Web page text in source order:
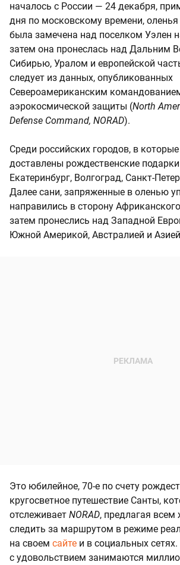
началось с России — 24 декабря,
дня по московскому времени,
была замечена над поселком Уэлен
затем она пронеслась над Дальним
Сибирью, Уралом и европейской
следует из данных, опубликованных
Североамериканским
аэрокосмической защиты (North
Defense Command, NORAD).
Среди российских городов, в
доставлены рождественские
Екатеринбург, Волгоград, Санкт-
Далее сани, запряженные в оленью
направились в сторону
затем пронеслись над Западной
Южной Америкой, Австралией и
Это юбилейное, 70-е по счету
кругосветное путешествие Санты,
отслеживает NORAD, предлагая
следить за маршрутом в режиме
на своем сайте и в социальных
с удовольствием занимаются